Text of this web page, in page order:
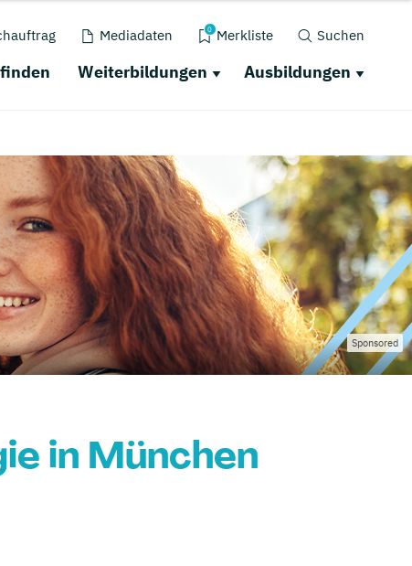
Mediadaten 0 Merkliste Suchen
Weiterbildungen Ausbildungen
Sponsored
in München